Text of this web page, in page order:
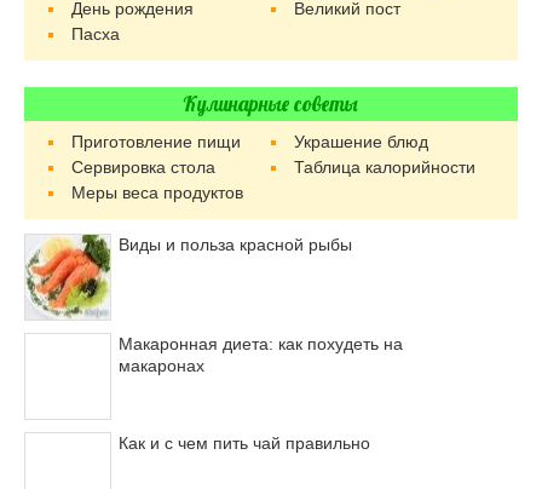
День рождения
Великий пост
Пасха
Кулинарные советы
Приготовление пищи
Украшение блюд
Сервировка стола
Таблица калорийности
Меры веса продуктов
Виды и польза красной рыбы
Макаронная диета: как похудеть на
макаронах
Как и с чем пить чай правильно